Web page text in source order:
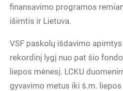
finansavimo programos
išimtis ir Lietuva.
VSF paskolų išdavimo
rekordinį lygį nuo pat šio
liepos mėnesį. LCKU
gyvavimo metus iki š.m.